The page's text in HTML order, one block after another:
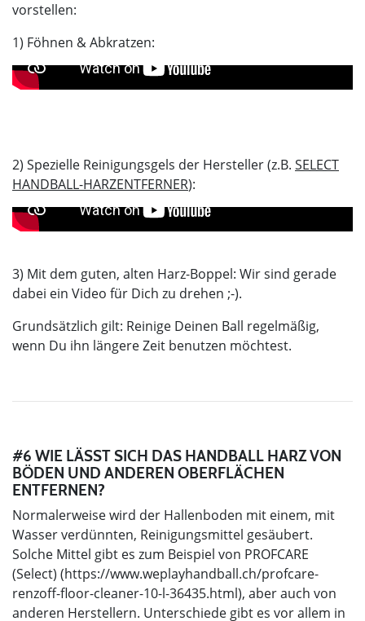
vorstellen:
1) Föhnen & Abkratzen:
2) Spezielle Reinigungsgels der Hersteller (z.B. SELECT
HANDBALL-HARZENTFERNER):
3) Mit dem guten, alten Harz-Boppel: Wir sind gerade
dabei ein Video für Dich zu drehen ;-).
Grundsätzlich gilt: Reinige Deinen Ball regelmäßig,
wenn Du ihn längere Zeit benutzen möchtest.
#6 WIE LÄSST SICH DAS HANDBALL HARZ VON
BÖDEN UND ANDEREN OBERFLÄCHEN
ENTFERNEN?
Normalerweise wird der Hallenboden mit einem, mit
Wasser verdünnten, Reinigungsmittel gesäubert.
Solche Mittel gibt es zum Beispiel von PROFCARE
(Select) (https://www.weplayhandball.ch/profcare-
renzoff-floor-cleaner-10-l-36435.html), aber auch von
anderen Herstellern. Unterschiede gibt es vor allem in